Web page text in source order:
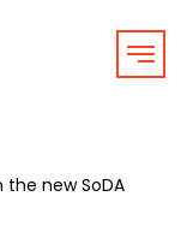
the new SoDA